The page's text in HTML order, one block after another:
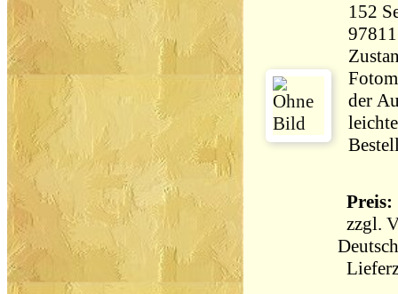
152 Seiten
der
Preis:
zzgl.